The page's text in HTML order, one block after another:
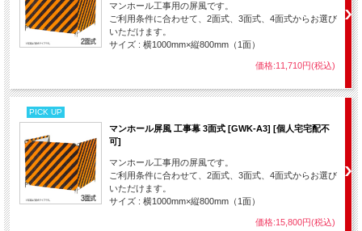
マンホール工事用の屏風です。
ご利用条件に合わせて、2面式、3面式、4面式からお選び
いただけます。
サイズ : 横1000mm×縦800mm（1面）
価格:11,710円(税込)
PICK UP
マンホール屏風 工事幕 3面式 [GWK-A3] [個人宅宅配不
可]
マンホール工事用の屏風です。
ご利用条件に合わせて、2面式、3面式、4面式からお選び
いただけます。
サイズ : 横1000mm×縦800mm（1面）
価格:15,800円(税込)